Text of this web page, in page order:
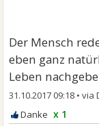
Der Mensch
eben ganz
Leben
31.10.2017 09:18 •
x 1